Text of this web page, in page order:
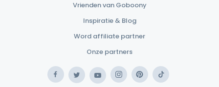
Vrienden van Goboony
Inspiratie & Blog
Word affiliate partner
Onze partners
FacebookTwitterYouTubeInstagramPinterestTikTok